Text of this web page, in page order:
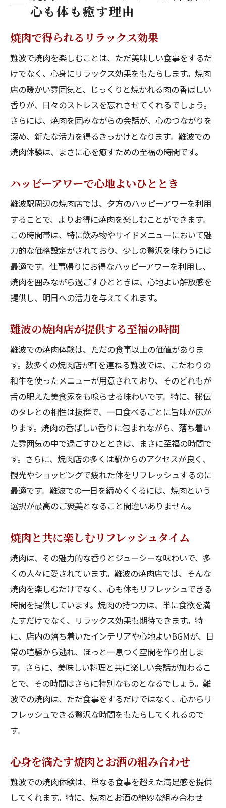
心も体も癒す理由
焼肉で得られるリラックス効果
難波で焼肉を楽しむことは、ただ美味しい食事をするだ
けでなく、心身にリラックス効果をもたらします。焼肉
店の暖かい雰囲気と、じっくりと焼かれる肉の香ばしい
香りが、日々のストレスを忘れさせてくれるでしょう。
さらには、焼肉を囲みながらの会話が、心のつながりを
深め、新たな活力を得るきっかけとなります。難波での
焼肉体験は、まさに心を癒すための至福の時間です。
ハッピーアワーで心地よいひととき
難波駅周辺の焼肉店では、夕方のハッピーアワーを利用
することで、よりお得に焼肉を楽しむことができます。
この時間帯は、特に飲み物やサイドメニューにおいて魅
力的な価格設定がされており、少しの贅沢を味わうには
最適です。仕事帰りにお得なハッピーアワーを利用し、
焼肉を囲みながら過ごすひとときは、心地よい解放感を
提供し、明日への活力を与えてくれます。
難波の焼肉店が提供する至福の時間
難波での焼肉体験は、ただの食事以上の価値がありま
す。数多くの焼肉店が軒を連ねる難波では、こだわりの
和牛を使ったメニューが用意されており、そのどれもが
舌の肥えた美食家をも唸らせる味わいです。特に、秘伝
のタレとの相性は抜群で、一口食べるごとに旨味が広が
ります。焼肉の香ばしい香りに包まれながら、落ち着い
た雰囲気の中で過ごすひとときは、まさに至福の時間で
す。さらに、焼肉店の多くは駅からのアクセスが良く、
観光やショッピングで疲れた体をリフレッシュするのに
最適です。難波での一日を締めくくるには、焼肉という
選択が最高のご褒美となること間違いありません。
焼肉と共に楽しむリフレッシュタイム
焼肉は、その魅力的な香りとジューシーな味わいで、多
くの人々に愛されています。難波の焼肉店では、そんな
焼肉を楽しむだけでなく、心も体もリフレッシュできる
時間を提供しています。焼肉の持つ力は、単に食欲を満
たすだけでなく、リラックス効果も期待できます。特
に、店内の落ち着いたインテリアや心地よいBGMが、日
常の喧騒から逃れ、ほっと一息つく空間を作り出しま
す。さらに、美味しい料理と共に楽しい会話が加わるこ
とで、その時間はさらに特別なものとなるでしょう。難
波での焼肉は、ただ食事をするだけではなく、心からリ
フレッシュできる贅沢な時間をもたらしてくれるので
す。
心身を満たす焼肉とお酒の組み合わせ
難波での焼肉体験は、単なる食事を超えた満足感を提供
してくれます。特に、焼肉とお酒の絶妙な組み合わせ